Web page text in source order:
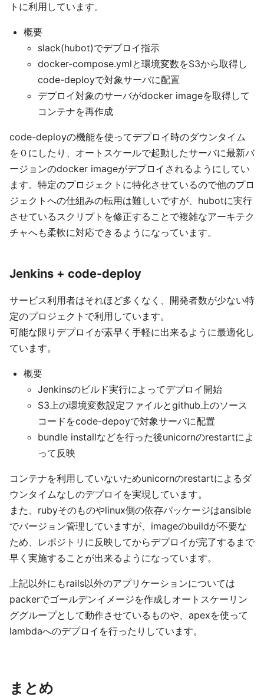
トに利用しています。
概要
slack(hubot)でデプロイ指示
docker-compose.ymlと環境変数をS3から取得し
code-deployで対象サーバに配置
デプロイ対象のサーバがdocker imageを取得して
コンテナを再作成
code-deployの機能を使ってデプロイ時のダウンタイム
を０にしたり、オートスケールで起動したサーバに最新バ
ージョンのdocker imageがデプロイされるようにしてい
ます。特定のプロジェクトに特化させているので他のプロ
ジェクトへの仕組みの転用は難しいですが、hubotに実行
させているスクリプトを修正することで複雑なアーキテク
チャへも柔軟に対応できるようになっています。
Jenkins + code-deploy
サービス利用者はそれほど多くなく、開発者数が少ない特
定のプロジェクトで利用しています。
可能な限りデプロイが素早く手軽に出来るように最適化し
ています。
概要
Jenkinsのビルド実行によってデプロイ開始
S3上の環境変数設定ファイルとgithub上のソース
コードをcode-depoyで対象サーバに配置
bundle installなどを行った後unicornのrestartによ
って反映
コンテナを利用していないためunicornのrestartによるダ
ウンタイムなしのデプロイを実現しています。
また、rubyそのものやlinux側の依存パッケージはansible
でバージョン管理していますが、imageのbuildが不要な
ため、レポジトリに反映してからデプロイが完了するまで
早く実施することが出来るようになっています。
上記以外にもrails以外のアプリケーションについては
packerでゴールデンイメージを作成しオートスケーリン
ググループとして動作させているものや、apexを使って
lambdaへのデプロイを行ったりしています。
まとめ